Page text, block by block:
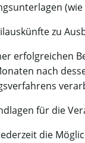
(wie
zu
erfolgreichen
nach
für die
die